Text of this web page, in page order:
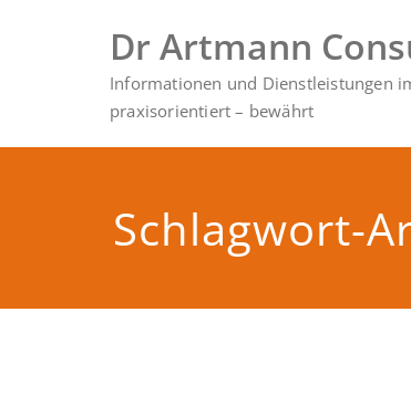
Dr Artmann
Informationen und Dienstleistungen
praxisorientiert – bewährt
Schlagwort-